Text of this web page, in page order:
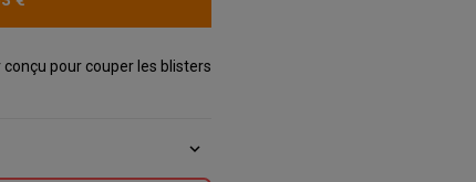
conçu pour couper les blisters
expand_more